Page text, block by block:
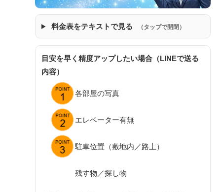
料金表をテキストで見る （タップで開閉）
目安を早く精度アップしたい場合（LINEで送る
内容）
各部屋の写真
エレベーター有無
駐車位置（敷地内／路上）
残す物／探し物